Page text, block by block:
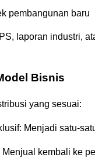
pembangunan baru
laporan industri,
Bisnis
yang sesuai:
Menjadi satu-
kembali ke